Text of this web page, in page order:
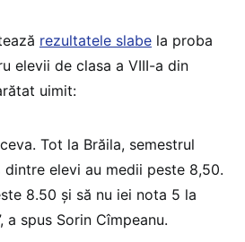
rezultatele slabe la proba
elevii de clasa a VIII-a din
uimit:
Tot la Brăila, semestrul
elevi au medii peste 8,50.
8.50 și să nu iei nota 5 la
a spus Sorin Cîmpeanu.